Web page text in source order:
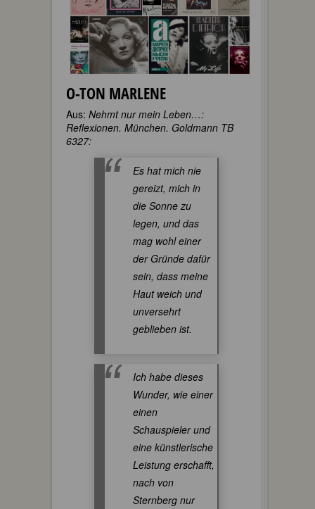
O-TON MARLENE
Aus: Nehmt nur mein Leben…:
Reflexionen. München. Goldmann TB
6327:
Es hat mich nie
gereizt, mich in
die Sonne zu
legen, und das
mag wohl einer
der Gründe dafür
sein, dass meine
Haut weich und
unversehrt
geblieben ist.
Ich habe dieses
Wunder, wie einer
einen
Schauspieler und
eine künstlerische
Leistung erschafft,
nach von
Sternberg nur